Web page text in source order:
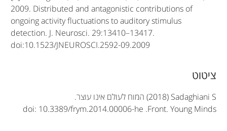
2009. Distributed and antagonistic contributions of
ongoing activity fluctuations to auditory stimulus
detection. J. Neurosci. 29:13410–13417.
doi:10.1523/JNEUROSCI.2592-09.2009
A
r
t
ציטוט
(2018) Sadaghiani Sהמוח לעולם אינו עוצר.
Front. Young Minds
.
doi: 10.3389/frym.2014.00006-he